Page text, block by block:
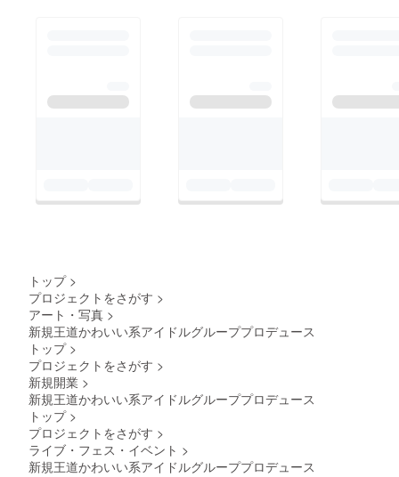
トップ >
プロジェクトをさがす >
アート・写真 >
新規王道かわいい系アイドルグループプロデュース
トップ >
プロジェクトをさがす >
新規開業 >
新規王道かわいい系アイドルグループプロデュース
トップ >
プロジェクトをさがす >
ライブ・フェス・イベント >
新規王道かわいい系アイドルグループプロデュース